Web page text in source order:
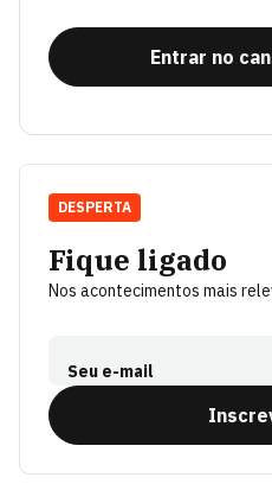
Entrar no
Fique ligado
Nos acontecimentos mais
Seu e-mail
DESPERTA